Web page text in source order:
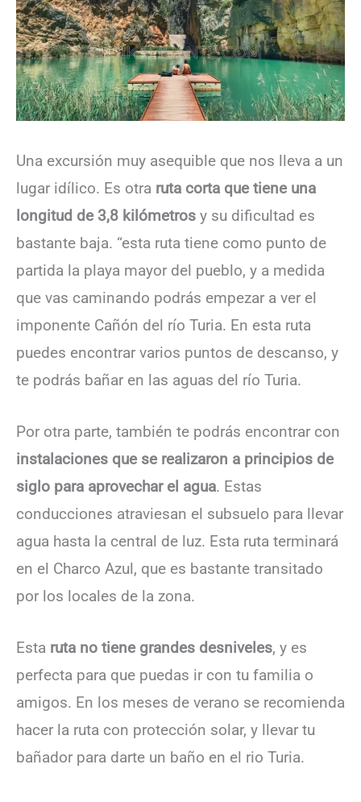
Una excursión muy asequible que nos lleva a un
lugar idílico. Es otra ruta corta que tiene una
longitud de 3,8 kilómetros y su dificultad es
bastante baja. “esta ruta tiene como punto de
partida la playa mayor del pueblo, y a medida
que vas caminando podrás empezar a ver el
imponente Cañón del río Turia. En esta ruta
puedes encontrar varios puntos de descanso, y
te podrás bañar en las aguas del río Turia.
Por otra parte, también te podrás encontrar con
instalaciones que se realizaron a principios de
siglo para aprovechar el agua. Estas
conducciones atraviesan el subsuelo para llevar
agua hasta la central de luz. Esta ruta terminará
en el Charco Azul, que es bastante transitado
por los locales de la zona.
Esta ruta no tiene grandes desniveles, y es
perfecta para que puedas ir con tu familia o
amigos. En los meses de verano se recomienda
hacer la ruta con protección solar, y llevar tu
bañador para darte un baño en el rio Turia.